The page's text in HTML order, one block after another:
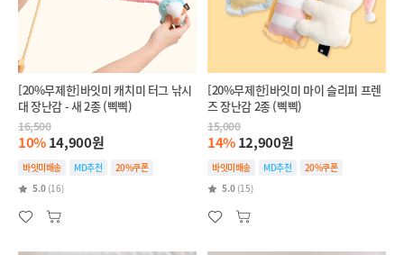
[20%무제한]바잇미 캐치미 터그 낚시
대 장난감 - 새 2종 (삑삑)
16,500
10%14,900원
바잇미배송 MD추천
20%쿠폰
5.0 (16)
[20%무제한]바잇미 마이 슬리피 프렌
즈 장난감 2종 (삑삑)
15,000
14%12,900원
바잇미배송 MD추천
20%쿠폰
5.0 (15)